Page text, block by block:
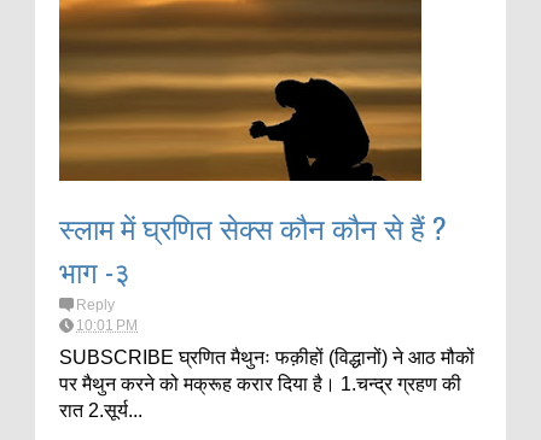
स्लाम में घ्रणित सेक्स कौन कौन से हैं ?
भाग -३
Reply
10:01 PM
SUBSCRIBE घ्रणित मैथुनः फक़ीहों (विद्धानों) ने आठ मौकों
पर मैथुन करने को मक्रूह करार दिया है। 1.चन्द्र ग्रहण की
रात 2.सूर्य...